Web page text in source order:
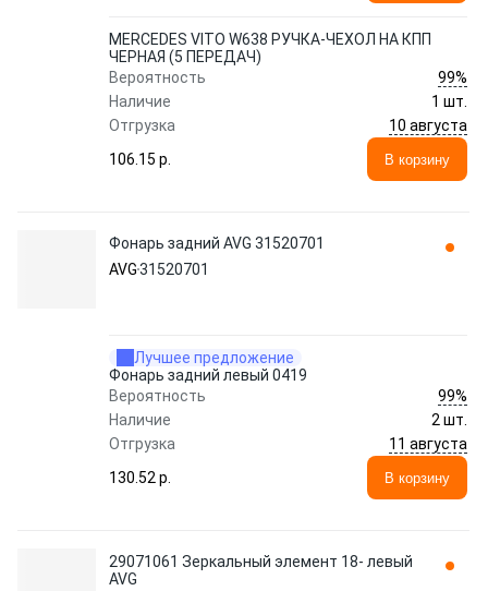
MERCEDES VITO W638 РУЧКА-ЧЕХОЛ НА КПП
ЧЕРНАЯ (5 ПЕРЕДАЧ)
Вероятность
99%
Наличие
1 шт.
Отгрузка
10 августа
106.15 p.
В корзину
Фонарь задний AVG 31520701
AVG31520701
Лучшее предложение
Фонарь задний левый 0419
Вероятность
99%
Наличие
2 шт.
Отгрузка
11 августа
130.52 p.
В корзину
29071061 Зеркальный элемент 18- левый
AVG